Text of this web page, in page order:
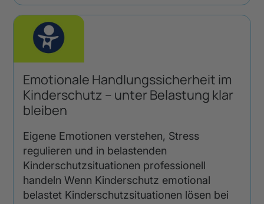
Emotionale Handlungssicherheit im
Kinderschutz – unter Belastung klar
bleiben
Eigene Emotionen verstehen, Stress
regulieren und in belastenden
Kinderschutzsituationen professionell
handeln Wenn Kinderschutz emotional
belastet Kinderschutzsituationen lösen bei